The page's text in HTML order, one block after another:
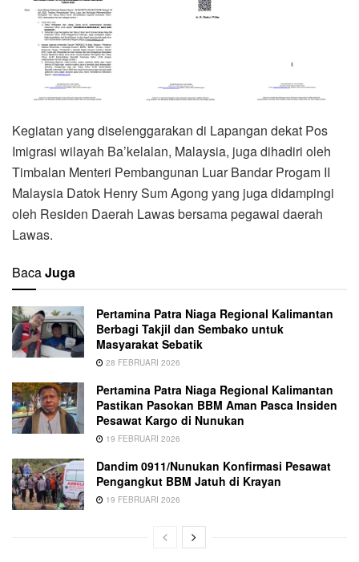
Kegiatan yang diselenggarakan di Lapangan dekat Pos
Imigrasi wilayah Ba’kelalan, Malaysia, juga dihadiri oleh
Timbalan Menteri Pembangunan Luar Bandar Progam II
Malaysia Datok Henry Sum Agong yang juga didampingi
oleh Residen Daerah Lawas bersama pegawai daerah
Lawas.
BacaJuga
Pertamina Patra Niaga Regional Kalimantan
Berbagi Takjil dan Sembako untuk
Masyarakat Sebatik
28 FEBRUARI 2026
Pertamina Patra Niaga Regional Kalimantan
Pastikan Pasokan BBM Aman Pasca Insiden
Pesawat Kargo di Nunukan
19 FEBRUARI 2026
Dandim 0911/Nunukan Konfirmasi Pesawat
Pengangkut BBM Jatuh di Krayan
19 FEBRUARI 2026